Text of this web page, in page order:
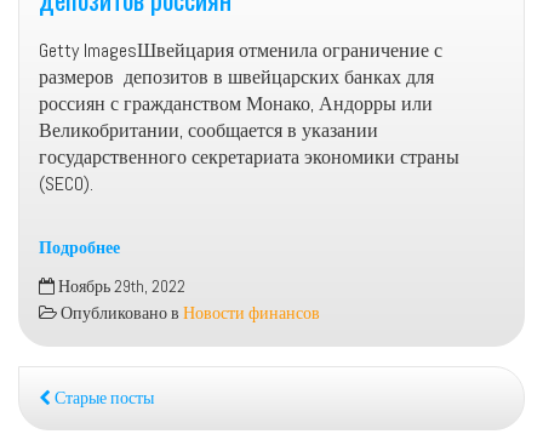
Getty ImagesШвейцария отменила ограничение с
размеров депозитов в швейцарских банках для
россиян с гражданством Монако, Андорры или
Великобритании, сообщается в указании
государственного секретариата экономики страны
(SECO).
Подробнее
Швейцария
ослабила
ограничения
для
россиян
Ноябрь 29th, 2022
Опубликовано в Новости финансов
Старые посты